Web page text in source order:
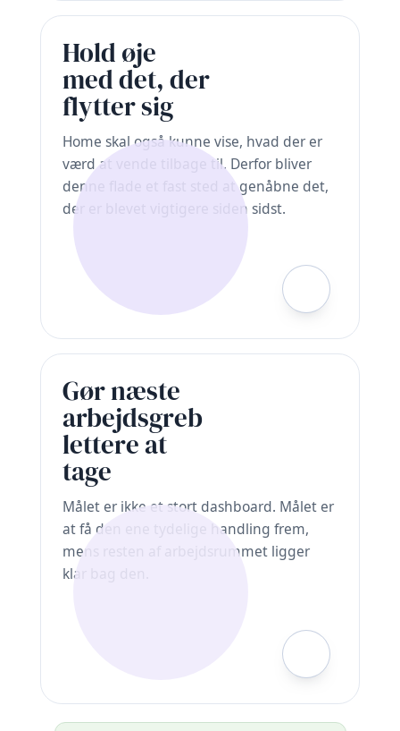
Hold øje
med det, der
flytter sig
Home skal også kunne vise, hvad der er
værd at vende tilbage til. Derfor bliver
denne flade et fast sted at genåbne det,
der er blevet vigtigere siden sidst.
Gør næste
arbejdsgreb
lettere at
tage
Målet er ikke et stort dashboard. Målet er
at få den ene tydelige handling frem,
mens resten af arbejdsrummet ligger
klar bag den.